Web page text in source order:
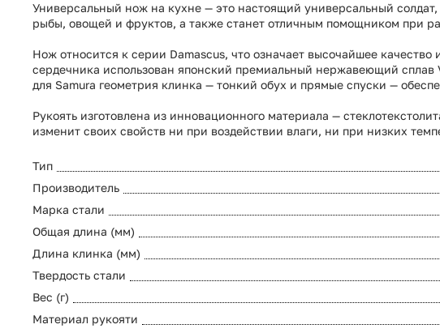
Универсальный нож на кухне — это настоящий универсальный
рыбы, овощей и фруктов, а также станет отличным помощником при
Нож относится к серии Damascus, что означает высочайшее
сердечника использован японский премиальный нержавеющий сплав
для Samura геометрия клинка — тонкий обух и прямые спуски —
Рукоять изготовлена из инновационного материала —
изменит своих свойств ни при воздействии влаги, ни при низких
Тип
Производитель
Марка стали
Общая длина (мм)
Длина клинка (мм)
Твердость стали
Вес (г)
Материал рукояти